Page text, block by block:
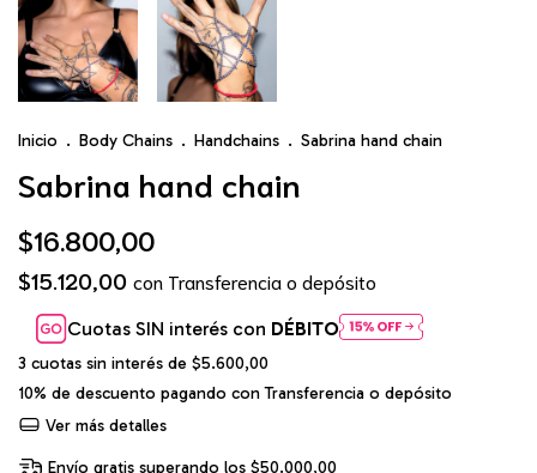
Inicio . Body Chains . Handchains . Sabrina hand chain
Sabrina hand chain
$16.800,00
$15.120,00 con Transferencia o depósito
Cuotas SIN interés con DÉBITO
3 cuotas sin interés de $5.600,00
10% de descuento pagando con Transferencia o depósito
Ver más detalles
Envío gratis superando los$50.000,00